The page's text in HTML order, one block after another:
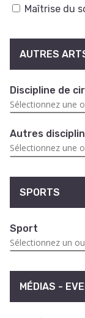
Maîtrise du
AUTRES
Discipline de
Autres
SPORTS
Sport
MÉDIAS -